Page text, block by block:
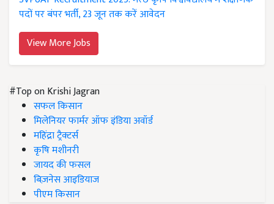
पदों पर बंपर भर्ती, 23 जून तक करें आवेदन
View More Jobs
#Top on Krishi Jagran
सफल किसान
मिलेनियर फार्मर ऑफ इंडिया अवॉर्ड
महिंद्रा ट्रैक्टर्स
कृषि मशीनरी
जायद की फसल
बिज़नेस आइडियाज
पीएम किसान